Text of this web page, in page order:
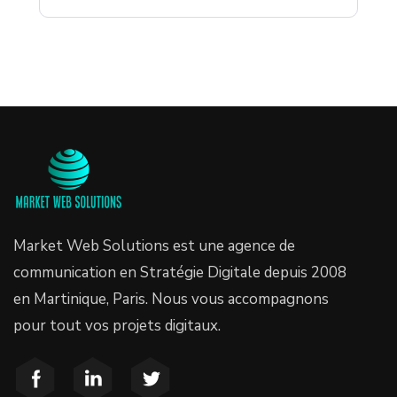
Market Web Solutions est une agence de
communication en Stratégie Digitale depuis 2008
en Martinique, Paris. Nous vous accompagnons
pour tout vos projets digitaux.